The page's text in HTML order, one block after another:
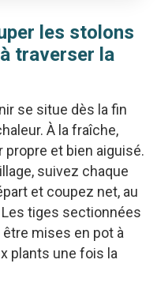
les stolons
traverser la
se situe dès la fin
À la fraîche,
et bien aiguisé.
suivez chaque
et coupez net, au
tiges sectionnées
mises en pot à
plants une fois la